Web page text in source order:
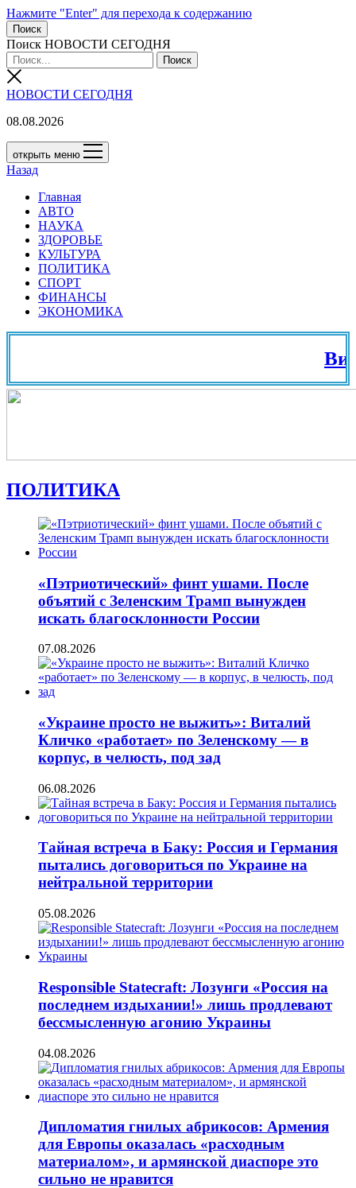
Нажмите "Enter" для перехода к содержанию
Поиск
Поиск НОВОСТИ СЕГОДНЯ
НОВОСТИ СЕГОДНЯ
08.08.2026
открыть меню
Назад
Главная
АВТО
НАУКА
ЗДОРОВЬЕ
КУЛЬТУРА
ПОЛИТИКА
СПОРТ
ФИНАНСЫ
ЭКОНОМИКА
Вид
ПОЛИТИКА
«Пэтриотический» финт ушами. После
объятий с Зеленским Трамп вынужден
искать благосклонности России
07.08.2026
«Украине просто не выжить»: Виталий
Кличко «работает» по Зеленскому — в
корпус, в челюсть, под зад
06.08.2026
Тайная встреча в Баку: Россия и Германия
пытались договориться по Украине на
нейтральной территории
05.08.2026
Responsible Statecraft: Лозунги «Россия на
последнем издыхании!» лишь продлевают
бессмысленную агонию Украины
04.08.2026
Дипломатия гнилых абрикосов: Армения
для Европы оказалась «расходным
материалом», и армянской диаспоре это
сильно не нравится